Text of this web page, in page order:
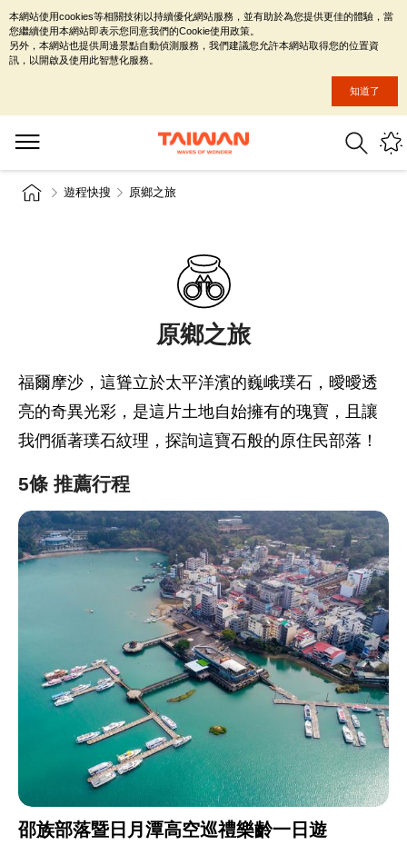
遊程快搜 原鄉之旅
原鄉之旅
福爾摩沙，這聳立於太平洋濱的巍峨璞石，曖曖透
亮的奇異光彩，是這片土地自始擁有的瑰寶，且讓
我們循著璞石紋理，探詢這寶石般的原住民部落！
5條 推薦行程
邵族部落暨日月潭高空巡禮樂齡一日遊
本網站使用cookies等相關技術以持續優化網站服務，並有助於為您提供更佳的體驗，當
您繼續使用本網站即表示您同意我們的Cookie使用政策。
另外，本網站也提供周邊景點自動偵測服務，我們建議您允許本網站取得您的位置資
訊，以開啟及使用此智慧化服務。
知道了